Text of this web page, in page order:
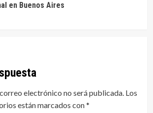
en Buenos Aires
electrónico no será publicada. Los
están marcados con*